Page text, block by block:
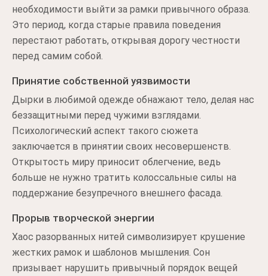
необходимости выйти за рамки привычного образа.
Это период, когда старые правила поведения
перестают работать, открывая дорогу честности
перед самим собой.
Принятие собственной уязвимости
Дырки в любимой одежде обнажают тело, делая нас
беззащитными перед чужими взглядами.
Психологический аспект такого сюжета
заключается в принятии своих несовершенств.
Открытость миру приносит облегчение, ведь
больше не нужно тратить колоссальные силы на
поддержание безупречного внешнего фасада.
Прорыв творческой энергии
Хаос разорванных нитей символизирует крушение
жестких рамок и шаблонов мышления. Сон
призывает нарушить привычный порядок вещей